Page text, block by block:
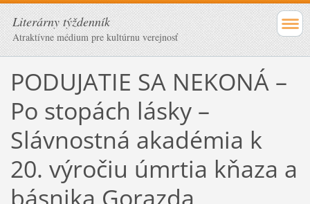
Literárny týždenník
Atraktívne médium pre kultúrnu verejnosť
PODUJATIE SA NEKONÁ –
Po stopách lásky –
Slávnostná akadémia k
20. výročiu úmrtia kňaza a